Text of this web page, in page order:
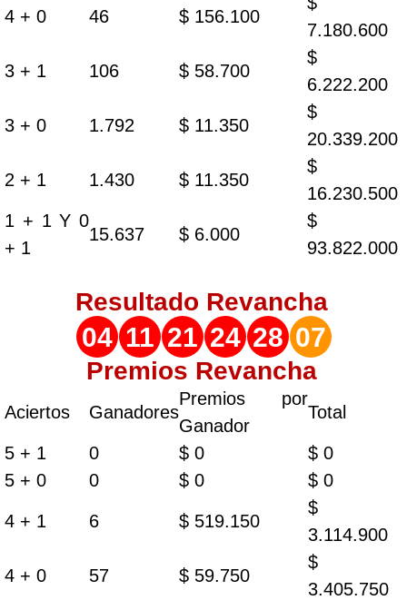
4 + 0 46 $ 156.100
7.180.600
3 + 1 106 $ 58.700
$
6.222.200
3 + 0 1.792 $ 11.350
$
20.339.200
2 + 1 1.430 $ 11.350
$
16.230.500
1 + 1 Y 0
+ 1
15.637 $ 6.000
$
93.822.000
Resultado Revancha
04 11 21 24 28 07
Premios Revancha
Aciertos Ganadores
Premios por
Ganador
Total
5 + 1 0 $ 0
$ 0
5 + 0
0 $ 0 $ 0
4 + 1 6 $ 519.150
$
3.114.900
4 + 0 57 $ 59.750
$
3.405.750